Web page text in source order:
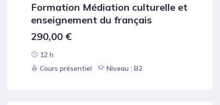
Formation Médiation culturelle et
enseignement du français
290,00 €
12 h
Cours présentiel
Niveau : B2